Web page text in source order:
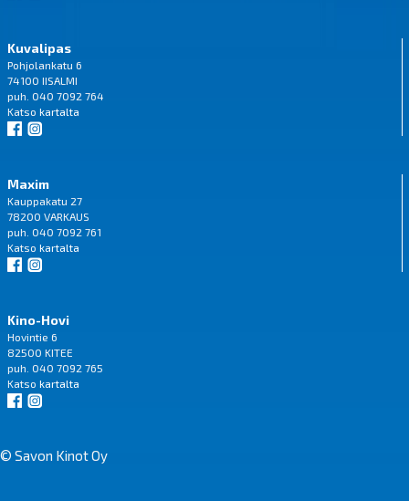
Kuvalipas
Pohjolankatu 6
74100 IISALMI
puh. 040 7092 764
Katso kartalta
Maxim
Kauppakatu 27
78200 VARKAUS
puh. 040 7092 761
Katso kartalta
Kino-Hovi
Hovintie 6
82500 KITEE
puh. 040 7092 765
Katso kartalta
© Savon Kinot Oy